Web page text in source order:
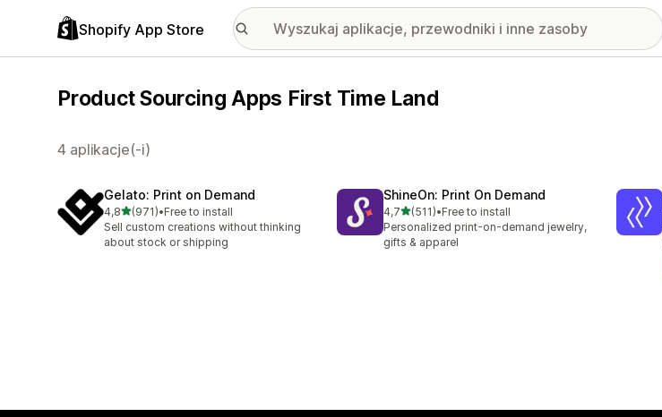
Shopify App Store
Product Sourcing Apps First Time Land
4 aplikacje(-i)
Gelato: Print on Demand
4,8na 5 gwiazdek
(971)
Łączna liczba recenzji: 971
•Free to install
Sell custom creations without thinking
about stock or shipping
ShineOn: Print On Demand
4,7na 5 gwiazdek
(511)
Łączna liczba recenzji: 511
•Free to install
Personalized print-on-demand jewelry,
gifts & apparel